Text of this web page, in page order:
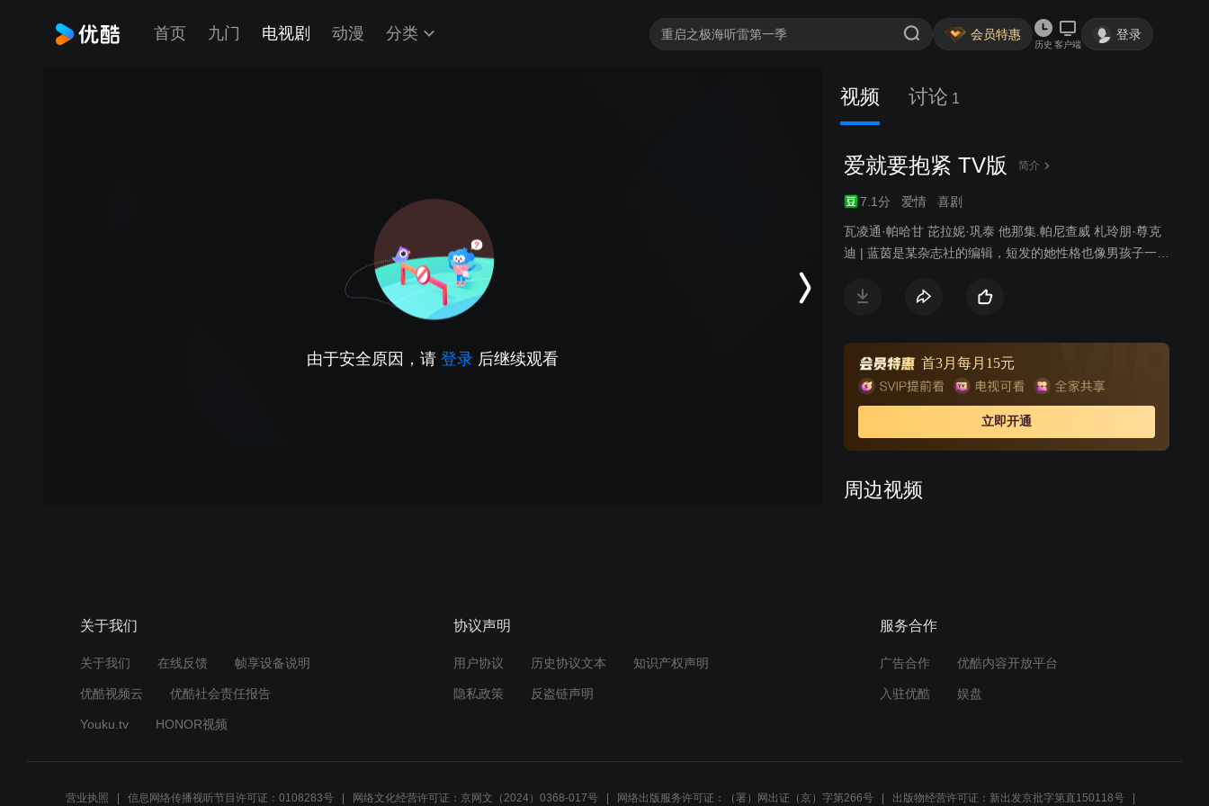
首页 九门 电视剧 动漫 分类 会员特惠
历史 客户端
登录
由于安全原因，请 登录 后继续观看
视频 讨论 1
爱就要抱紧 TV版 简介
7.1分 爱情 喜剧
瓦凌通·帕哈甘 芘拉妮·巩泰 他那集.帕尼查威 札玲朋·尊克
迪 | 蓝茵是某杂志社的编辑，短发的她性格也像男孩子一样
会，蓝茵在停车场捡到了一个婴儿，虽然蓝茵还是未婚但
同时在朋友的帮助下多方寻找孩子的亲生父母。并且在相
处过程中和赛博逐渐产生了好感。不久，蓝茵的前男友皮
坦回到泰国，并且成为了蓝茵的领导，在合作的过程中他
一直想要挽回蓝茵，并且由于他对亲生姐姐的误解，所以
给蓝茵的朋友也造成了很多麻烦。但是，蓝茵以敬业的态
婴儿还了回去，最终皮坦和姐姐也解除了误会。一切问题
首3月每月15元
立即开通
周边视频
02:47
关于我们
关于我们 在线反馈 帧享设备说明
优酷视频云 优酷社会责任报告
Youku.tv HONOR视频
协议声明
用户协议 历史协议文本 知识产权声明
隐私政策 反盗链声明
服务合作
广告合作 优酷内容开放平台
入驻优酷 娱盘
营业执照 信息网络传播视听节目许可证：0108283号 网络文化经营许可证：京网文（2024）0368-017号 网络出版服务许可证：（署）网出证（京）字第266号 出版物经营许可证：新出发京批字第直150118号